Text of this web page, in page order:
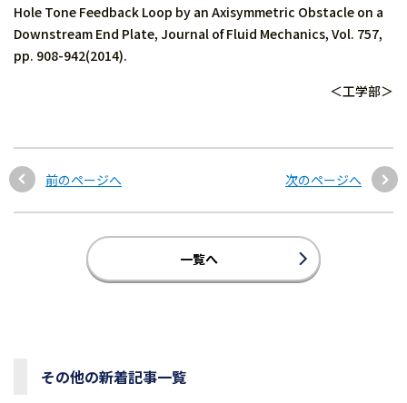
Hole Tone Feedback Loop by an Axisymmetric Obstacle on a
Downstream End Plate, Journal of Fluid Mechanics, Vol. 757,
pp. 908-942(2014).
＜工学部＞
前のページへ 次のページへ
一覧へ
その他の新着記事一覧